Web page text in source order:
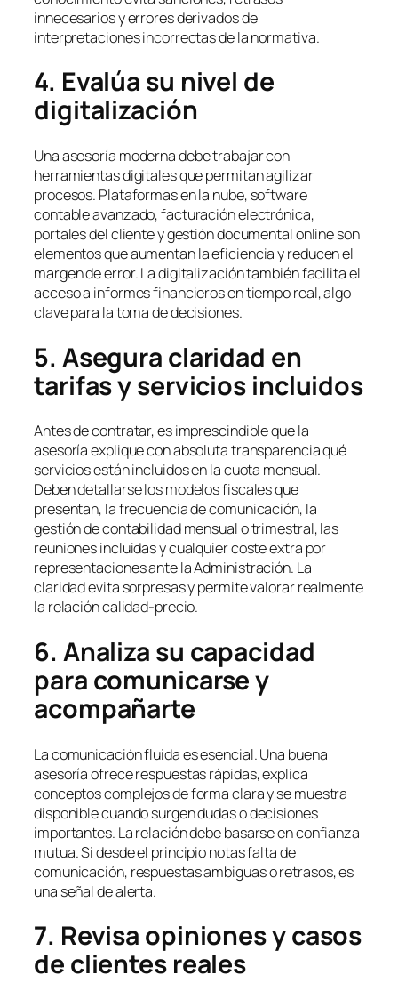
innecesarios y errores derivados de
interpretaciones incorrectas de la normativa.
4. Evalúa su nivel de
digitalización
Una asesoría moderna debe trabajar con
herramientas digitales que permitan agilizar
procesos. Plataformas en la nube, software
contable avanzado, facturación electrónica,
portales del cliente y gestión documental online son
elementos que aumentan la eficiencia y reducen el
margen de error. La digitalización también facilita el
acceso a informes financieros en tiempo real, algo
clave para la toma de decisiones.
5. Asegura claridad en
tarifas y servicios incluidos
Antes de contratar, es imprescindible que la
asesoría explique con absoluta transparencia qué
servicios están incluidos en la cuota mensual.
Deben detallarse los modelos fiscales que
presentan, la frecuencia de comunicación, la
gestión de contabilidad mensual o trimestral, las
reuniones incluidas y cualquier coste extra por
representaciones ante la Administración. La
claridad evita sorpresas y permite valorar realmente
la relación calidad-precio.
6. Analiza su capacidad
para comunicarse y
acompañarte
La comunicación fluida es esencial. Una buena
asesoría ofrece respuestas rápidas, explica
conceptos complejos de forma clara y se muestra
disponible cuando surgen dudas o decisiones
importantes. La relación debe basarse en confianza
mutua. Si desde el principio notas falta de
comunicación, respuestas ambiguas o retrasos, es
una señal de alerta.
7. Revisa opiniones y casos
de clientes reales